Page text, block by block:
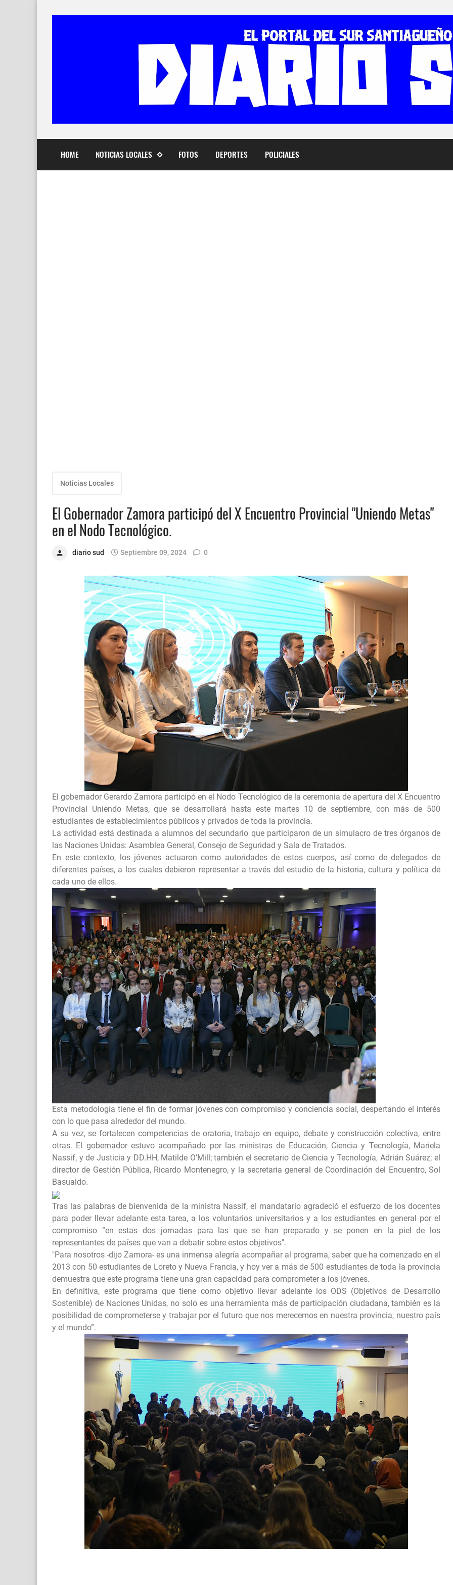
HOME NOTICIAS LOCALES FOTOS DEPORTES POLICIALES
Noticias Locales
El Gobernador Zamora participó del X Encuentro Provincial "Uniendo Metas"
en el Nodo Tecnológico.
diario sud Septiembre 09, 2024 0
El gobernador Gerardo Zamora participó en el Nodo Tecnológico de la ceremonia de apertura del X Encuentro
Provincial Uniendo Metas, que se desarrollará hasta este martes 10 de septiembre, con más de 500
estudiantes de establecimientos públicos y privados de toda la provincia.
La actividad está destinada a alumnos del secundario que participaron de un simulacro de tres órganos de
las Naciones Unidas: Asamblea General, Consejo de Seguridad y Sala de Tratados.
En este contexto, los jóvenes actuaron como autoridades de estos cuerpos, así como de delegados de
diferentes países, a los cuales debieron representar a través del estudio de la historia, cultura y política de
cada uno de ellos.
Esta metodología tiene el fin de formar jóvenes con compromiso y conciencia social, despertando el interés
con lo que pasa alrededor del mundo.
A su vez, se fortalecen competencias de oratoria, trabajo en equipo, debate y construcción colectiva, entre
otras. El gobernador estuvo acompañado por las ministras de Educación, Ciencia y Tecnología, Mariela
Nassif, y de Justicia y DD.HH, Matilde O'Mill; también el secretario de Ciencia y Tecnología, Adrián Suárez; el
director de Gestión Pública, Ricardo Montenegro, y la secretaria general de Coordinación del Encuentro, Sol
Basualdo.
Tras las palabras de bienvenida de la ministra Nassif, el mandatario agradeció el esfuerzo de los docentes
para poder llevar adelante esta tarea, a los voluntarios universitarios y a los estudiantes en general por el
compromiso “en estas dos jornadas para las que se han preparado y se ponen en la piel de los
representantes de países que van a debatir sobre estos objetivos".
"Para nosotros -dijo Zamora- es una inmensa alegría acompañar al programa, saber que ha comenzado en el
2013 con 50 estudiantes de Loreto y Nueva Francia, y hoy ver a más de 500 estudiantes de toda la provincia
demuestra que este programa tiene una gran capacidad para comprometer a los jóvenes.
En definitiva, este programa que tiene como objetivo llevar adelante los ODS (Objetivos de Desarrollo
Sostenible) de Naciones Unidas, no solo es una herramienta más de participación ciudadana, también es la
posibilidad de comprometerse y trabajar por el futuro que nos merecemos en nuestra provincia, nuestro país
y el mundo”.